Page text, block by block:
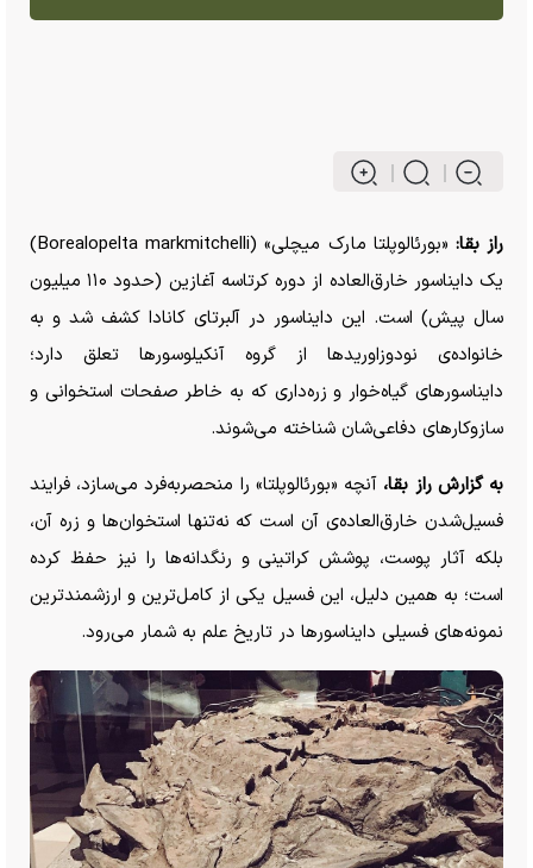
راز بقا:
«بورئالوپلتا مارک میچلی» (Borealopelta markmitchelli)
یک دایناسور خارق‌العاده از دوره کرتاسه آغازین (حدود ۱۱۰ میلیون
سال پیش) است. این دایناسور در آلبرتای کانادا کشف شد و به
خانواده‌ی نودوزاورید‌ها از گروه آنکیلوسور‌ها تعلق دارد؛
دایناسور‌های گیاه‌خوار و زره‌داری که به خاطر صفحات استخوانی و
سازوکار‌های دفاعی‌شان شناخته می‌شوند.
به گزارش راز بقا، آنچه «بورئالوپلتا» را منحصر‌به‌فرد می‌سازد، فرایند
فسیل‌شدن خارق‌العاده‌ی آن است که نه‌تنها استخوان‌ها و زره آن،
بلکه آثار پوست، پوشش کراتینی و رنگدانه‌ها را نیز حفظ کرده
است؛ به همین دلیل، این فسیل یکی از کامل‌ترین و ارزشمندترین
نمونه‌های فسیلی دایناسور‌ها در تاریخ علم به شمار می‌رود.